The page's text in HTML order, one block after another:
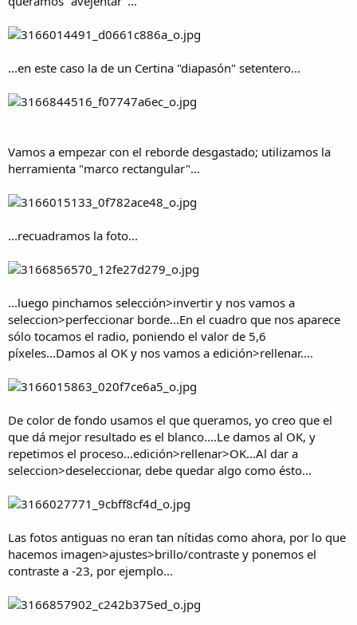
...en este caso la de un Certina "diapasón" setentero...
Vamos a empezar con el reborde desgastado; utilizamos la
herramienta "marco rectangular"...
...recuadramos la foto...
...luego pinchamos selección>invertir y nos vamos a
seleccion>perfeccionar borde...En el cuadro que nos aparece
sólo tocamos el radio, poniendo el valor de 5,6
píxeles...Damos al OK y nos vamos a edición>rellenar....
De color de fondo usamos el que queramos, yo creo que el
que dá mejor resultado es el blanco....Le damos al OK, y
repetimos el proceso...edición>rellenar>OK...Al dar a
seleccion>deseleccionar, debe quedar algo como ésto...
Las fotos antiguas no eran tan nítidas como ahora, por lo que
hacemos imagen>ajustes>brillo/contraste y ponemos el
contraste a -23, por ejemplo...